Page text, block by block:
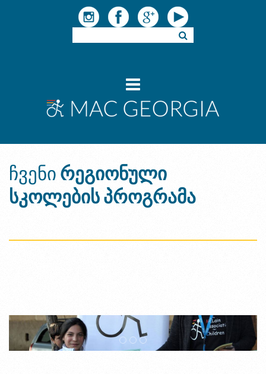
ჩვენი რეგიონული
სკოლების პროგრამა